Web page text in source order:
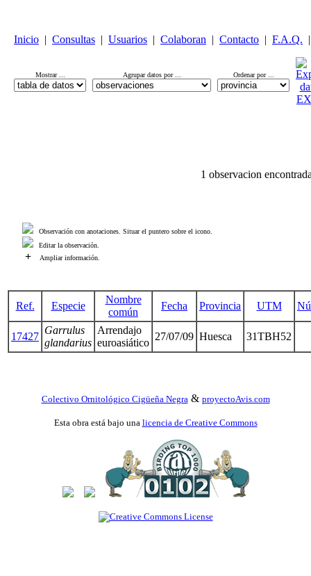
Inicio | Consultas | Usuarios | Colaboran | Contacto | F.A.Q. |
Mostrar ... Agrupar datos por ... Ordenar por ...
1 observacion
Observación con anotaciones. Situar el puntero sobre el icono.
Editar la observación.
+ Ampliar información.
Ref. Especie
Nombre
común
Fecha Provincia UTM
17427
Garrulus
glandarius
Arrendajo
euroasiático
27/07/09 Huesca 31TBH52
Colectivo Ornitológico Cigüeña Negra & proyectoAvis.com
Esta obra está bajo una licencia de Creative Commons